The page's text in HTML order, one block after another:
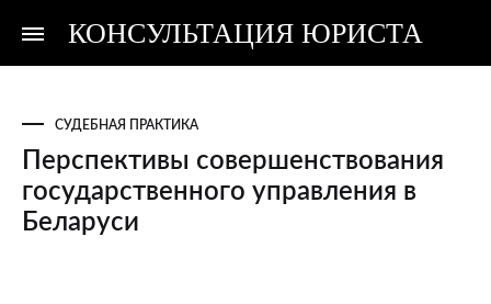
КОНСУЛЬТАЦИЯ ЮРИСТА
Консультация
Консультация
СУДЕБНАЯ ПРАКТИКА
Перспективы совершенствования
государственного управления в
Беларуси